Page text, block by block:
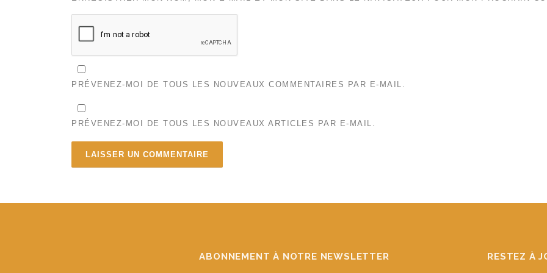
PRÉVENEZ-MOI DE TOUS LES NOUVEAUX COMMENTAIRES PAR E-MAIL.
PRÉVENEZ-MOI DE TOUS LES NOUVEAUX ARTICLES PAR E-MAIL.
ABONNEMENT À NOTRE NEWSLETTER RESTEZ À